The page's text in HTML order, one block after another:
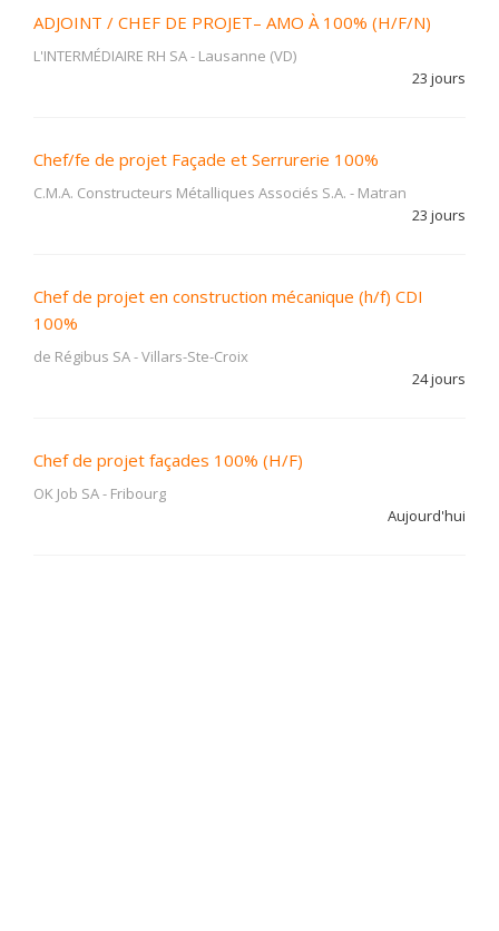
ADJOINT / CHEF DE PROJET– AMO À 100% (H/F/N)
L'INTERMÉDIAIRE RH SA- Lausanne (VD)
23 jours
Chef/fe de projet Façade et Serrurerie 100%
C.M.A. Constructeurs Métalliques Associés S.A. - Matran
23 jours
Chef de projet en construction mécanique (h/f) CDI
100%
de Régibus SA-Villars-Ste-Croix
24 jours
Chef de projet façades 100% (H/F)
OK Job SA- Fribourg
Aujourd'hui